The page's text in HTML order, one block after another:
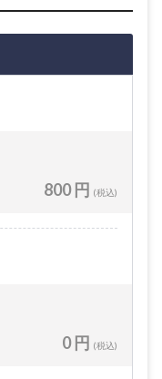
800 円 (税込)
0 円 (税込)